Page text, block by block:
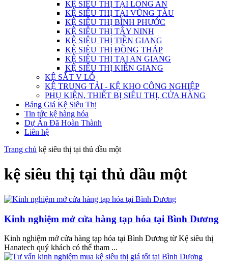
KỆ SIÊU THỊ TẠI LONG AN
KỆ SIÊU THỊ TẠI VŨNG TÀU
KỆ SIÊU THỊ BÌNH PHƯỚC
KỆ SIÊU THỊ TÂY NINH
KỆ SIÊU THỊ TIỀN GIANG
KỆ SIÊU THỊ ĐỒNG THÁP
KỆ SIÊU THỊ TẠI AN GIANG
KỆ SIÊU THỊ KIÊN GIANG
KỆ SẮT V LỖ
KỆ TRUNG TẢI - KỆ KHO CÔNG NGHIỆP
PHỤ KIỆN, THIẾT BỊ SIÊU THỊ, CỬA HÀNG
Bảng Giá Kệ Siêu Thị
Tin tức kệ hàng hóa
Dự Án Đã Hoàn Thành
Liên hệ
Trang chủ kệ siêu thị tại thủ dầu một
kệ siêu thị tại thủ dầu một
Kinh nghiệm mở cửa hàng tạp hóa tại Bình Dương
Kinh nghiệm mở cửa hàng tạp hóa tại Bình Dương từ Kệ siêu thị
Hanatech quý khách có thể tham ...